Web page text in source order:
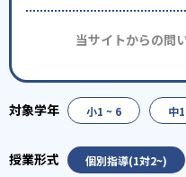
当サイトからの問
小1 ~ 6 中
個別指導(1対2~)